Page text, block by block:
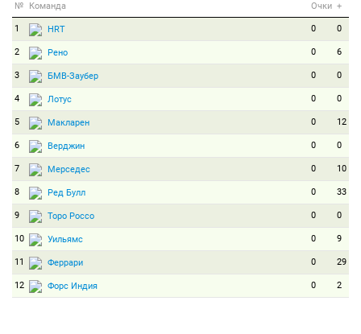
№ Команда Очки +
1 HRT 0 0
2 Рено 0 6
3 БМВ-Заубер 0 0
4 Лотус 0 0
5 Макларен 0 12
6 Верджин 0 0
7 Мерседес 0 10
8 Ред Булл 0 33
9 Торо Россо 0 0
10 Уильямс 0 9
11 Феррари 0 29
12 Форс Индия 0 2